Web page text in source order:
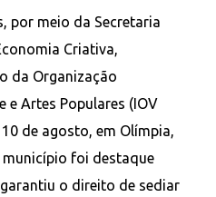
por meio da Secretaria
Criativa,
da Organização
e Artes Populares (IOV
de agosto, em Olímpia,
município foi destaque
o direito de sediar